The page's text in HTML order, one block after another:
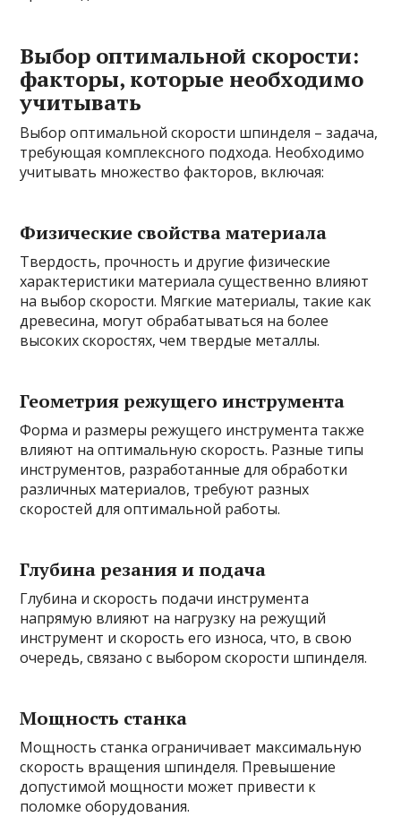
Выбор оптимальной скорости:
факторы, которые необходимо
учитывать
Выбор оптимальной скорости шпинделя – задача,
требующая комплексного подхода. Необходимо
учитывать множество факторов, включая:
Физические свойства материала
Твердость, прочность и другие физические
характеристики материала существенно влияют
на выбор скорости. Мягкие материалы, такие как
древесина, могут обрабатываться на более
высоких скоростях, чем твердые металлы.
Геометрия режущего инструмента
Форма и размеры режущего инструмента также
влияют на оптимальную скорость. Разные типы
инструментов, разработанные для обработки
различных материалов, требуют разных
скоростей для оптимальной работы.
Глубина резания и подача
Глубина и скорость подачи инструмента
напрямую влияют на нагрузку на режущий
инструмент и скорость его износа, что, в свою
очередь, связано с выбором скорости шпинделя.
Мощность станка
Мощность станка ограничивает максимальную
скорость вращения шпинделя. Превышение
допустимой мощности может привести к
поломке оборудования.